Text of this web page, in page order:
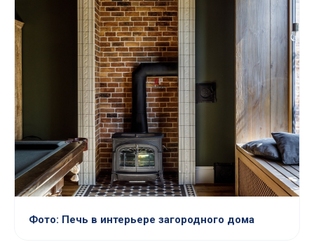
Фото: Печь в интерьере загородного дома